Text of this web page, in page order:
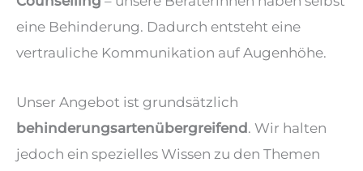
eine Behinderung. Dadurch entsteht eine
vertrauliche Kommunikation auf Augenhöhe.
Unser Angebot ist grundsätzlich
behinderungsartenübergreifend . Wir halten
jedoch ein spezielles Wissen zu den Themen